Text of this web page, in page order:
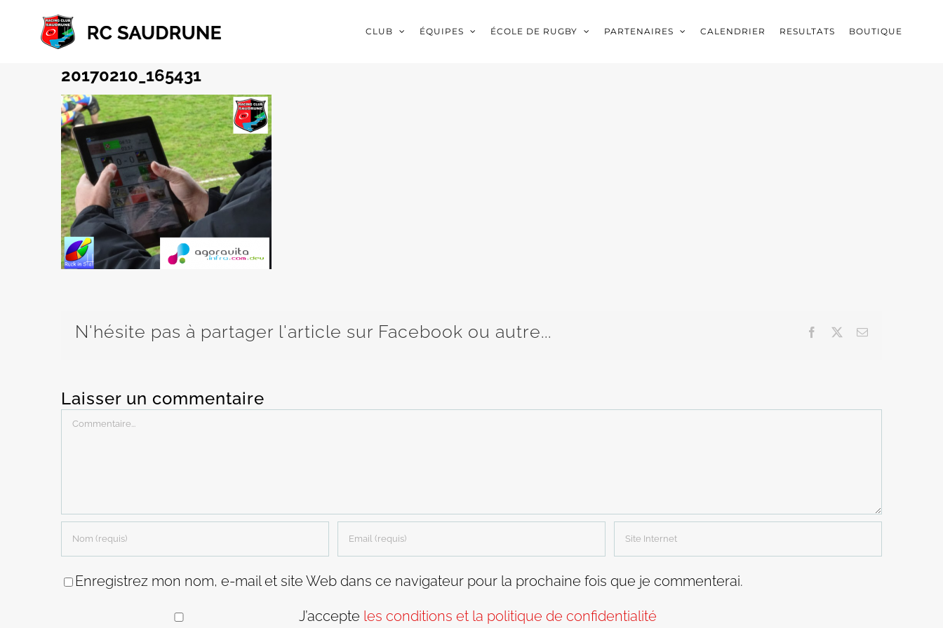
contenu
CLUB ÉQUIPES ÉCOLE DE RUGBY PARTENAIRES CALENDRIER RESULTATS BOUTIQUE
20170210_165431
N'hésite pas à partager l'article sur Facebook ou autre... Facebook Email
Laisser un commentaire
Commentaire
Enregistrez mon nom, e-mail et site Web dans ce navigateur pour la prochaine fois que je commenterai.
J’accepte les conditions et la politique de confidentialité